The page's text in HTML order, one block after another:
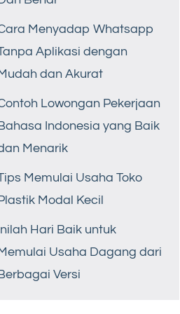
Menyadap Whatsapp
Aplikasi dengan
dan Akurat
Lowongan Pekerjaan
Indonesia yang Baik
Menarik
Memulai Usaha Toko
Modal Kecil
Hari Baik untuk
Usaha Dagang dari
Versi